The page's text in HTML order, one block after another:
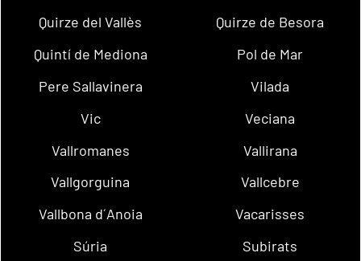
Quirze del Vallès
Quirze de Besora
Quintí de Mediona
Pol de Mar
Pere Sallavinera
Vilada
Vic
Veciana
Vallromanes
Vallirana
Vallgorguina
Vallcebre
Vallbona d´Anoia
Vacarisses
Súria
Subirats